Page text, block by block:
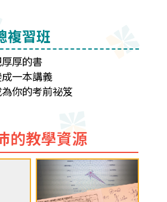
複習班
厚的書
一本講義
你的考前祕笈
的教學資源